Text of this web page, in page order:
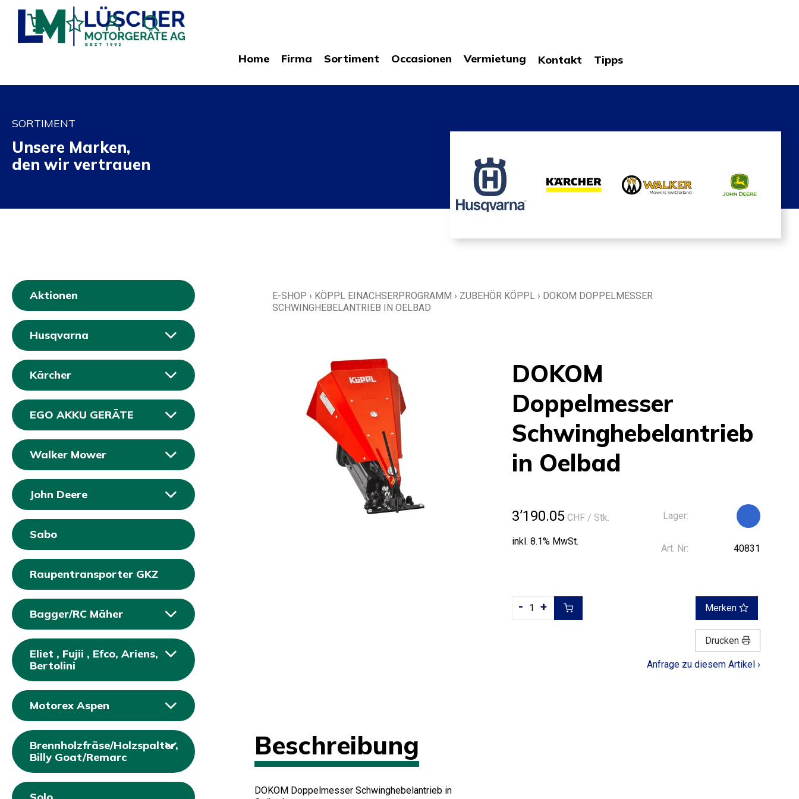
Home Firma Sortiment Occasionen Vermietung Kontakt Tipps
SORTIMENT
Unsere Marken,
den wir vertrauen
Aktionen
Husqvarna
Kärcher
EGO AKKU GERÄTE
Walker Mower
John Deere
Sabo
Raupentransporter GKZ
Bagger/RC Mäher
Eliet , Fujii , Efco, Ariens,
Bertolini
Motorex Aspen
Brennholzfräse/Holzspalter,
Billy Goat/Remarc
E-SHOP › KÖPPL EINACHSERPROGRAMM › ZUBEHÖR KÖPPL › DOKOM DOPPELMESSER
SCHWINGHEBELANTRIEB IN OELBAD
DOKOM
Doppelmesser
Schwinghebelantrieb
in Oelbad
3’190.05 CHF / Stk.
inkl. 8.1% MwSt.
Lager:
Art. Nr: 40831
- + Merken
Drucken
Anfrage zu diesem Artikel ›
Beschreibung
DOKOM Doppelmesser Schwinghebelantrieb in